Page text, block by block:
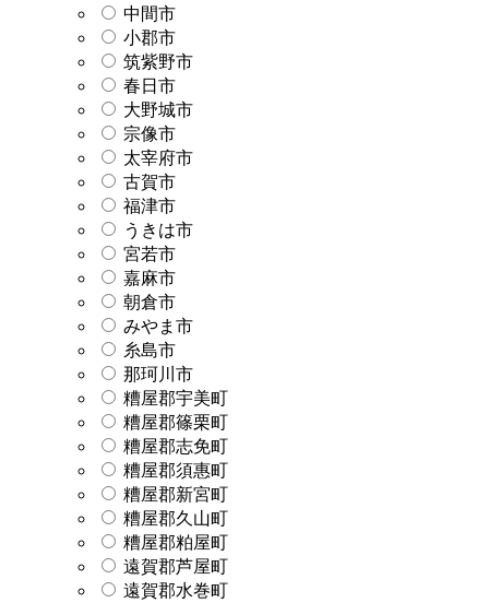
中間市
小郡市
筑紫野市
春日市
大野城市
宗像市
太宰府市
古賀市
福津市
うきは市
宮若市
嘉麻市
朝倉市
みやま市
糸島市
那珂川市
糟屋郡宇美町
糟屋郡篠栗町
糟屋郡志免町
糟屋郡須惠町
糟屋郡新宮町
糟屋郡久山町
糟屋郡粕屋町
遠賀郡芦屋町
遠賀郡水巻町